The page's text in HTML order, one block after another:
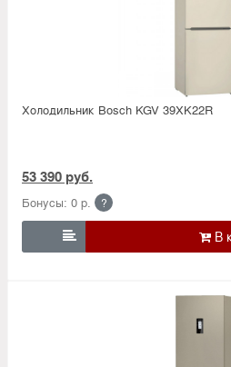
Холодильник Bosсh KGV 39XK22R
53 390 руб.
Бонусы: 0 р. ?
